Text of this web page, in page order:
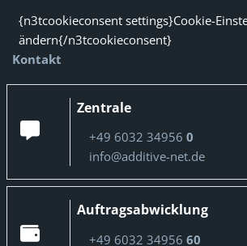
{n3tcookieconsent settings}Cookie-
ändern{/n3tcookieconsent}
Kontakt
Zentrale
+49 6032 34956 0
info@additive-net.de
Auftragsabwicklung
+49 6032 34956 60